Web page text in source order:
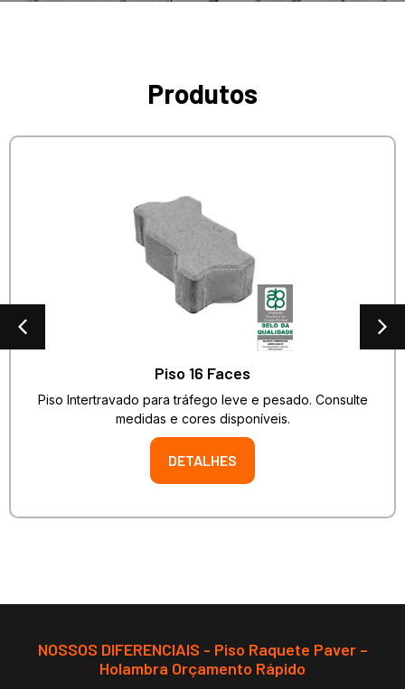
Produtos
Piso 16 Faces
Piso Intertravado para tráfego leve e pesado. Consulte
medidas e cores disponíveis.
DETALHES
NOSSOS DIFERENCIAIS - Piso Raquete Paver –
Holambra Orçamento Rápido